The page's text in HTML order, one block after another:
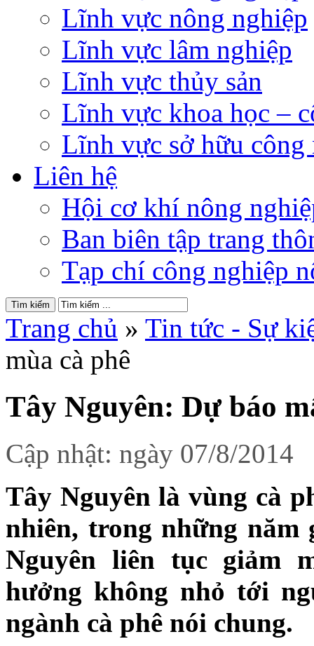
Lĩnh vực nông nghiệp
Lĩnh vực lâm nghiệp
Lĩnh vực thủy sản
Lĩnh vực khoa học –
Lĩnh vực sở hữu công
Liên hệ
Hội cơ khí nông
Ban biên tập trang
Tạp chí công nghiệp
Trang chủ » Tin tức - Sự
mùa cà phê
Tây Nguyên: Dự báo
Cập nhật: ngày 07/8/2014
Tây Nguyên là vùng cà
nhiên, trong những năm
Nguyên liên tục giảm
hưởng không nhỏ tới
ngành cà phê nói chung.